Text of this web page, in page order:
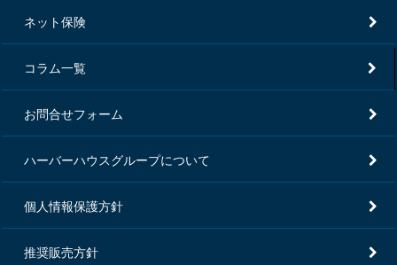
ネット保険
コラム一覧
お問合せフォーム
ハーバーハウスグループについて
個人情報保護方針
推奨販売方針